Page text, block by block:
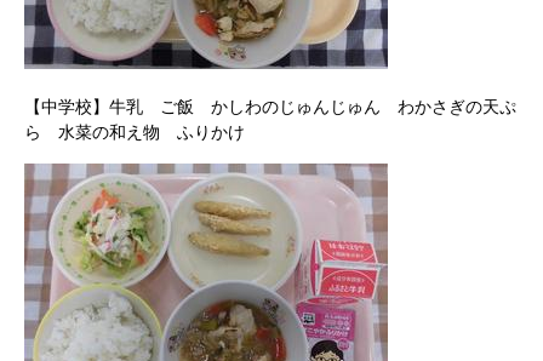
【中学校】牛乳 ご飯 かしわのじゅんじゅん わかさぎの天ぷ
ら 水菜の和え物 ふりかけ